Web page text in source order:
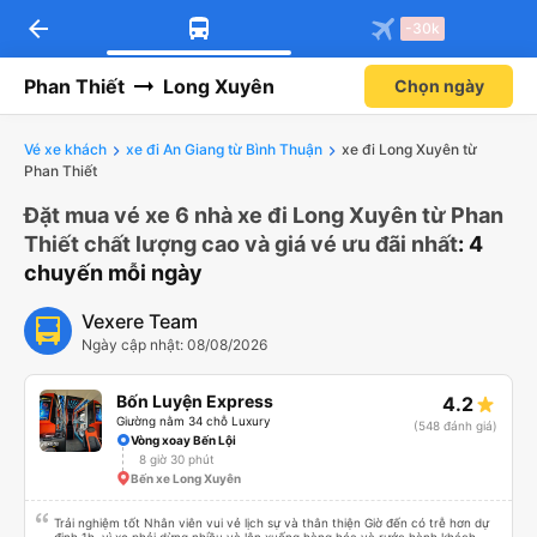
arrow_back -30k
Phan Thiết Long Xuyên Chọn ngày
Vé xe khách xe đi An Giang từ Bình Thuận
xe đi Long Xuyên từ
Phan Thiết
Đặt mua vé xe 6 nhà xe đi Long Xuyên từ Phan
Thiết chất lượng cao và giá vé ưu đãi nhất: 4
chuyến mỗi ngày
Vexere Team
Ngày cập nhật: 08/08/2026
Bốn Luyện Express
Giường nằm 34 chỗ Luxury
4.2
(548 đánh giá)
Vòng xoay Bến Lội
8 giờ 30 phút
Bến xe Long Xuyên
Trải nghiệm tốt Nhân viên vui vẻ lịch sự và thân thiện Giờ đến có trễ hơn dự